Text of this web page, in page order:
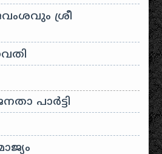
ശ്രീ
പാർട്ടി